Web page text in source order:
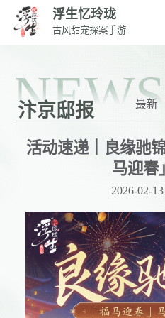
浮生忆玲珑
古风甜宠探案手游
NEWS
汴京邸报 最新
活动速递｜良缘驰
马迎春
2026-02-